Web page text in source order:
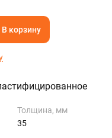
В корзину
Толщина, мм
35